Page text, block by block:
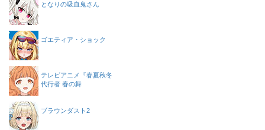
となりの吸血鬼さん
ゴエティア・ショック
テレビアニメ『春夏秋冬
代行者 春の舞
ブラウンダスト2